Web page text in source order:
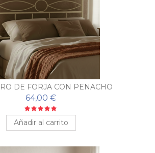
DE FORJA CON PENACHO
64,00 €
Añadir al carrito